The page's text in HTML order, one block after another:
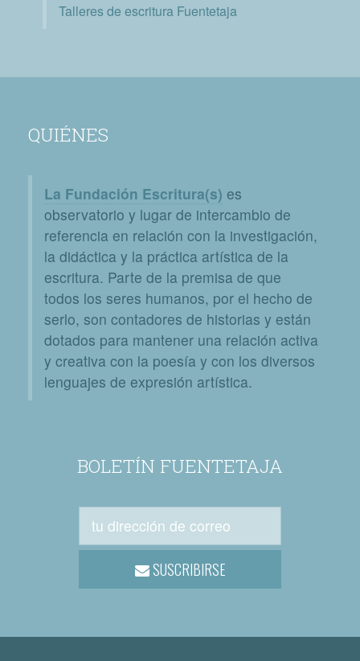
Talleres de escritura Fuentetaja
QUIÉNES
La Fundación Escritura(s) es
observatorio y lugar de intercambio de
referencia en relación con la investigación,
la didáctica y la práctica artística de la
escritura. Parte de la premisa de que
todos los seres humanos, por el hecho de
serlo, son contadores de historias y están
dotados para mantener una relación activa
y creativa con la poesía y con los diversos
lenguajes de expresión artística.
BOLETÍN FUENTETAJA
SUSCRIBIRSE